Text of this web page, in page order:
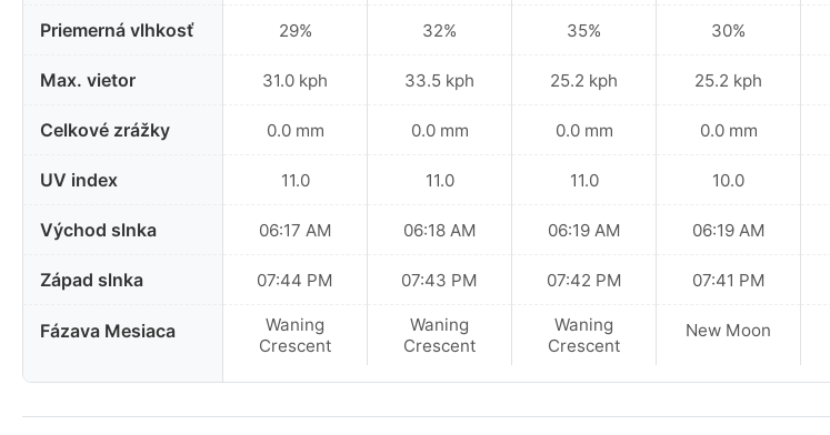
Priemerná vlhkosť
Max. vietor
Celkové zrážky
UV index
Východ slnka
Západ slnka
Fázava Mesiaca
29%
31.0 kph
0.0 mm
11.0
06:17 AM
07:44 PM
Waning
Crescent
32%
33.5 kph
0.0 mm
11.0
06:18 AM
07:43 PM
Waning
Crescent
35%
25.2 kph
0.0 mm
11.0
06:19 AM
07:42 PM
Waning
Crescent
30%
25.2 kph
0.0 mm
10.0
06:19 AM
07:41 PM
New Moon